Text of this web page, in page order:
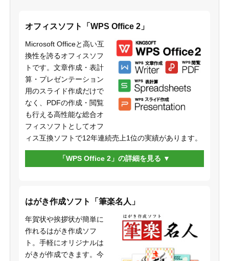
オフィスソフト「WPS Office 2」
Microsoft Officeと高い互
換性を誇るオフィスソフ
トです。文章作成・表計
算・プレゼンテーション
用のスライド作成だけで
なく、PDFの作成・閲覧
も行える高性能な総合オ
フィスソフトとしてオフ
ィス互換ソフトで12年連続売上1位の実績があります。
「WPS Office 2」の詳細を見る
はがき作成ソフト「筆楽名人」
年賀状や挨拶状が簡単に
作れるはがき作成ソフ
ト。手軽にオリジナルは
がきが作成できます。今